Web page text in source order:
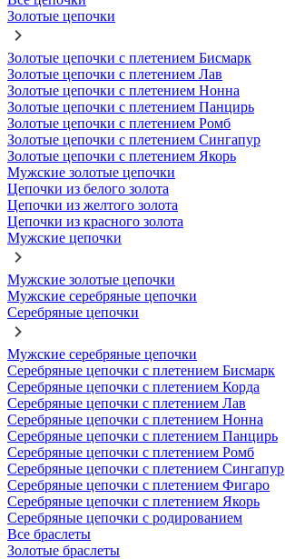
Золотые цепочки
Золотые цепочки с плетением Бисмарк
Золотые цепочки с плетением Лав
Золотые цепочки с плетением Нонна
Золотые цепочки с плетением Панцирь
Золотые цепочки с плетением Ромб
Золотые цепочки с плетением Сингапур
Золотые цепочки с плетением Якорь
Мужские золотые цепочки
Цепочки из белого золота
Цепочки из желтого золота
Цепочки из красного золота
Мужские цепочки
Мужские золотые цепочки
Мужские серебряные цепочки
Серебряные цепочки
Мужские серебряные цепочки
Серебряные цепочки с плетением Бисмарк
Серебряные цепочки с плетением Корда
Серебряные цепочки с плетением Лав
Серебряные цепочки с плетением Нонна
Серебряные цепочки с плетением Панцирь
Серебряные цепочки с плетением Ромб
Серебряные цепочки с плетением Сингапур
Серебряные цепочки с плетением Фигаро
Серебряные цепочки с плетением Якорь
Серебряные цепочки с родированием
Все браслеты
Золотые браслеты